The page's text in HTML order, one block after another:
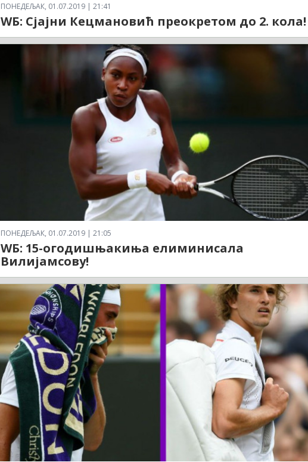
ПОНЕДЕЉАК, 01.07.2019 | 21:41
WБ: Сјајни Кецмановић преокретом до 2. кола!
ПОНЕДЕЉАК, 01.07.2019 | 21:05
WБ: 15-огодишњакиња елиминисала
Вилијамсову!